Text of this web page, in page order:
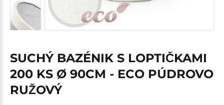
SUCHÝ BAZÉNIK S LOPTIČKAMI
200 KS Ø 90CM - ECO PÚDROVO
RUŽOVÝ